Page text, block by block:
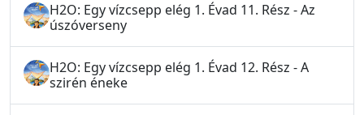
H2O: Egy vízcsepp elég 1. Évad 11. Rész - Az
úszóverseny
H2O: Egy vízcsepp elég 1. Évad 12. Rész - A
szirén éneke